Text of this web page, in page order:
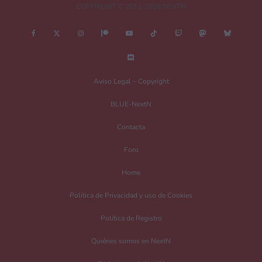
Aviso Legal – Copyright
BLUE-NextN
Contacta
Foro
Home
Política de Privacidad y uso de Cookies
Política de Registro
Quiénes somos en NextN